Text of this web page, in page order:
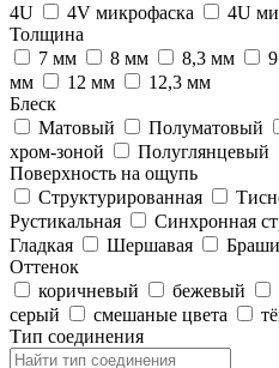
4U
4V микрофаска
4U
Толщина
7 мм
8 мм 8,3 мм
мм
12 мм
12,3 мм
Блеск
Матовый
Полуматовый
хром-зоной
Полуглянцевый
Поверхность на ощупь
Структурированная
Рустикальная
Cинхронная
Гладкая
Шершавая
Оттенок
коричневый
бежевый
серый
смешаные цвета
Тип соединения